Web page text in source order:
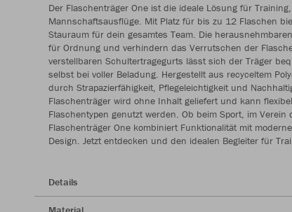
Der Flaschenträger One ist die ideale Lösung für
Mannschaftsausflüge. Mit Platz für bis zu 12 Flaschen
Stauraum für dein gesamtes Team. Die
für Ordnung und verhindern das Verrutschen der
verstellbaren Schultertragegurts lässt sich der Träger
selbst bei voller Beladung. Hergestellt aus recyceltem
durch Strapazierfähigkeit, Pflegeleichtigkeit und
Flaschenträger wird ohne Inhalt geliefert und kann
Flaschentypen genutzt werden. Ob beim Sport, im
Flaschenträger One kombiniert Funktionalität mit
Design. Jetzt entdecken und den idealen Begleiter für
Details